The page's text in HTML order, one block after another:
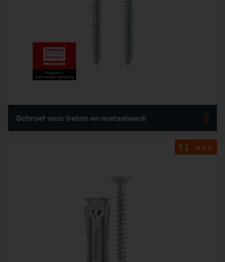
Schroef voor beton en metselwerk
X1 evo